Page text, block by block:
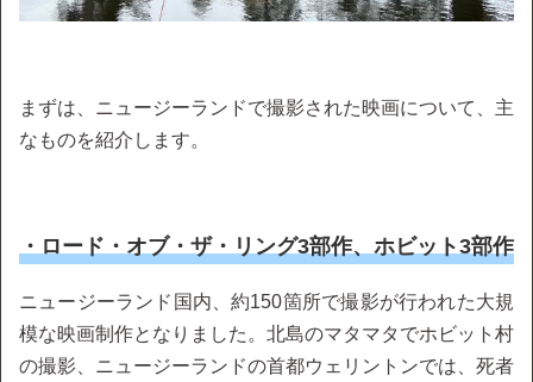
まずは、ニュージーランドで撮影された映画について、主
なものを紹介します。
・ロード・オブ・ザ・リング3部作、ホビット3部作
ニュージーランド国内、約150箇所で撮影が行われた大規
模な映画制作となりました。北島のマタマタでホビット村
の撮影、ニュージーランドの首都ウェリントンでは、死者